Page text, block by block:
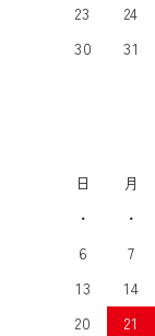
23
24
30
31
日 月
・
・
6
7
13
14
20
21